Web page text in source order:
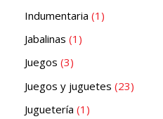
Indumentaria 1
Jabalinas 1
Juegos 3
Juegos y juguetes 23
Juguetería 1